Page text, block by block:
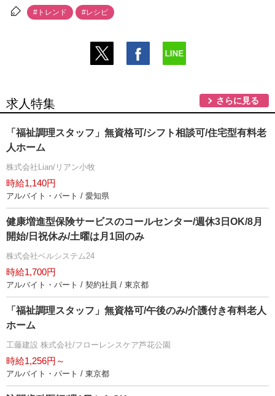
#トレンド #レシピ
求人特集 さらに見る
「福祉調理スタッフ」無資格可/シフト相談可/住宅型有料老
人ホーム
株式会社Lian/リアン小牧
時給1,140円
アルバイト・パート / 愛知県
健康増進型保険サービスのコールセンター/週休3日OK/8月
開始/日祝休み/土曜は月1回のみ
株式会社ベルシステム24
時給1,700円
アルバイト・パート / 契約社員 / 東京都
「福祉調理スタッフ」無資格可/午後のみ/介護付き有料老人
ホーム
工藤建設 株式会社/フローレンスケア芦花公園
時給1,256円～
アルバイト・パート / 東京都